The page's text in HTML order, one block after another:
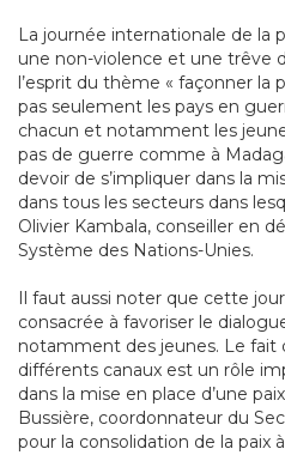
La journée internationale de la
une non-violence et une trêve
l’esprit du thème « façonner la
pas seulement les pays en
chacun et notamment les
pas de guerre comme à
devoir de s’impliquer dans la
dans tous les secteurs dans
Olivier Kambala, conseiller en
Système des Nations-Unies.
Il faut aussi noter que cette
consacrée à favoriser le
notamment des jeunes. Le fait
différents canaux est un rôle
dans la mise en place d’une
Bussière, coordonnateur du
pour la consolidation de la paix